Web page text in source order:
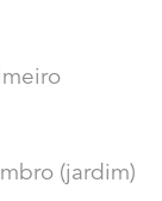
(jardim)